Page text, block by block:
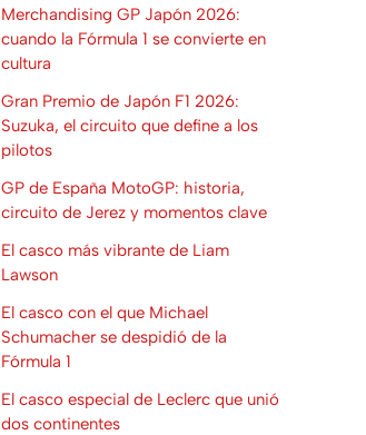
Merchandising GP Japón 2026:
cuando la Fórmula 1 se convierte en
cultura
Gran Premio de Japón F1 2026:
Suzuka, el circuito que define a los
pilotos
GP de España MotoGP: historia,
circuito de Jerez y momentos clave
El casco más vibrante de Liam
Lawson
El casco con el que Michael
Schumacher se despidió de la
Fórmula 1
El casco especial de Leclerc que unió
dos continentes